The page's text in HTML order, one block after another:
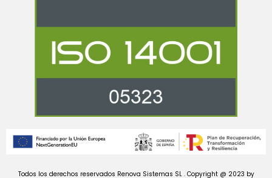
Todos los derechos reservados Renova Sistemas SL . Copyright @ 2023 by